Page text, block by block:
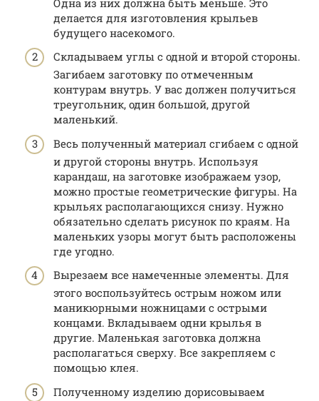
делается для изготовления крыльев
будущего насекомого.
Складываем углы с одной и второй стороны.
Загибаем заготовку по отмеченным
контурам внутрь. У вас должен получиться
треугольник, один большой, другой
маленький.
Весь полученный материал сгибаем с одной
и другой стороны внутрь. Используя
карандаш, на заготовке изображаем узор,
можно простые геометрические фигуры. На
крыльях располагающихся снизу. Нужно
обязательно сделать рисунок по краям. На
маленьких узоры могут быть расположены
где угодно.
Вырезаем все намеченные элементы. Для
этого воспользуйтесь острым ножом или
маникюрными ножницами с острыми
концами. Вкладываем одни крылья в
другие. Маленькая заготовка должна
располагаться сверху. Все закрепляем с
помощью клея.
Полученному изделию дорисовываем